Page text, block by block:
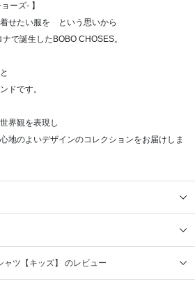
ーズ- 】
せたい服を という思いから
で誕生したBOBO CHOSES。
ドです。
界観を表現し
地のよいデザインのコレクションをお届けしま
ツ【キッズ】 のレビュー